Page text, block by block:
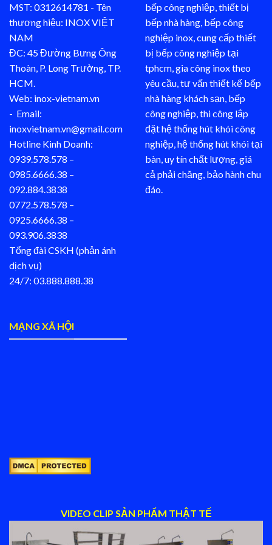
MST: 0312614781 - Tên
thương hiệu: INOX VIỆT
NAM
ĐC: 45 Đường Bưng Ông
Thoàn, P. Long Trường, TP.
HCM.
Web: inox-vietnam.vn
- Email:
inoxvietnam.vn@gmail.com
Hotline Kinh Doanh:
0939.578.578 –
0985.6666.38 –
092.884.3838
0772.578.578 –
0925.6666.38 –
093.906.3838
Tổng đài CSKH (phản ánh
dịch vụ)
24/7: 03.888.888.38
bếp công nghiệp, thiết bị
bếp nhà hàng, bếp công
nghiệp inox, cung cấp thiết
bị bếp công nghiệp tại
tphcm, gia công inox theo
yêu cầu, tư vấn thiết kế bếp
nhà hàng khách sạn, bếp
công nghiệp, thi công lắp
đặt hệ thống hút khói công
nghiệp, hệ thống hút khói tại
bàn, uy tín chất lượng, giá
cả phải chăng, bảo hành chu
đáo.
MẠNG XÃ HỘI
VIDEO CLIP SẢN PHẨM THẬT TẾ